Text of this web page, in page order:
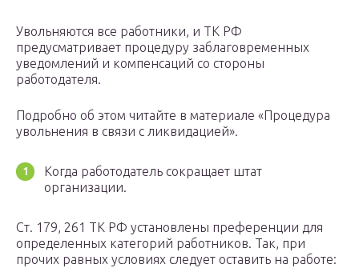
Увольняются все работники, и ТК РФ
предусматривает процедуру заблаговременных
уведомлений и компенсаций со стороны
работодателя.
Подробно об этом читайте в материале «Процедура
увольнения в связи с ликвидацией».
Когда работодатель сокращает штат
организации.
Ст. 179, 261 ТК РФ установлены преференции для
определенных категорий работников. Так, при
прочих равных условиях следует оставить на работе: